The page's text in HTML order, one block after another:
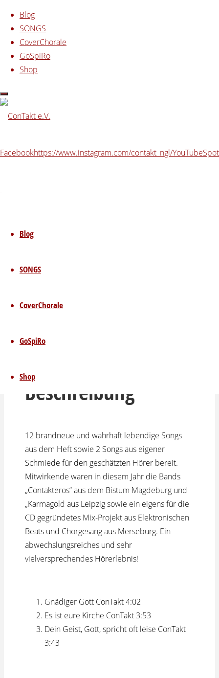
Zum Inhalt springen
Blog
SONGS
CoverChorale
GoSpiRo
Shop
Facebookhttps://www.instagram.com/contakt_ngl/YouTube
Blog
SONGS
CoverChorale
GoSpiRo
Shop
Start
lebendige Steine –
Download)
Beschreibung
12 brandneue und wahrhaft lebendige Songs
aus dem Heft sowie 2 Songs aus eigener
Schmiede für den geschätzten Hörer bereit.
Mitwirkende waren in diesem Jahr die Bands
„Contakteros“ aus dem Bistum Magdeburg und
„Karmagold aus Leipzig sowie ein eigens für die
CD gegründetes Mix-Projekt aus Elektronischen
Beats und Chorgesang aus Merseburg. Ein
abwechslungsreiches und sehr
vielversprechendes Hörerlebnis!
Gnädiger Gott ConTakt4:02
Es ist eure Kirche ConTakt3:53
Dein Geist, Gott, spricht oft leise ConTakt
3:43